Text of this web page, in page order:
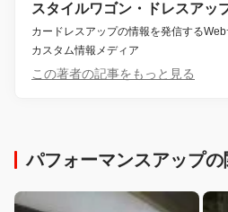
スタイルワゴン・ドレスアッ
カードレスアップの情報を発信する
カスタム情報メディア
この著者の記事をもっと見る
パフォーマンスアップ